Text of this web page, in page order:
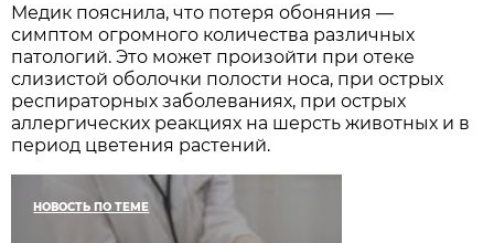
Медик пояснила, что потеря обоняния —
симптом огромного количества различных
патологий. Это может произойти при отеке
слизистой оболочки полости носа, при острых
респираторных заболеваниях, при острых
аллергических реакциях на шерсть животных и в
период цветения растений.
НОВОСТЬ ПО ТЕМЕ